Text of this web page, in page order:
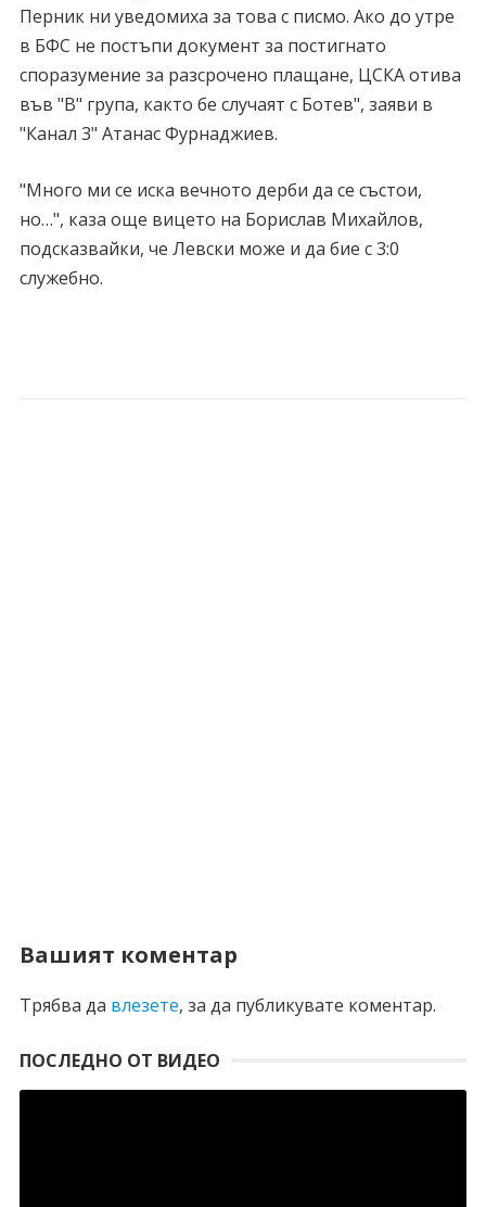
Перник ни уведомиха за това с писмо. Ако до утре
в БФС не постъпи документ за постигнато
споразумение за разсрочено плащане, ЦСКА отива
във "В" група, както бе случаят с Ботев", заяви в
"Канал 3" Атанас Фурнаджиев.
"Много ми се иска вечното дерби да се състои,
но…", каза още вицето на Борислав Михайлов,
подсказвайки, че Левски може и да бие с 3:0
служебно.
Вашият коментар
Трябва да влезете, за да публикувате коментар.
ПОСЛЕДНО ОТ ВИДЕО